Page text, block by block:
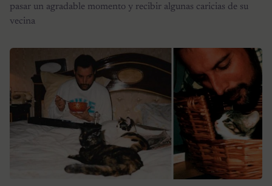
pasar un agradable momento y recibir algunas caricias de su
vecina